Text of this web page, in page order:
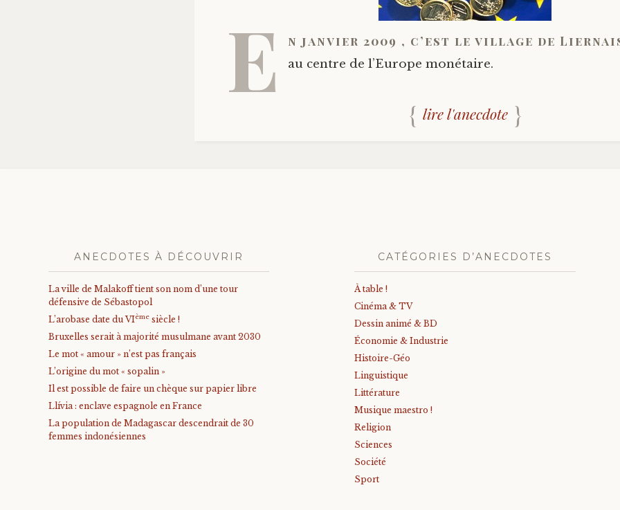
E n janvier 2009 , c’est le village de
au centre de l’Europe monétaire.
lire l'anecdote
ANECDOTES À DÉCOUVRIR
La ville de Malakoff tient son nom d’une tour
défensive de Sébastopol
L’arobase date du VIème siècle !
Bruxelles serait à majorité musulmane avant 2030
Le mot « amour » n’est pas français
L’origine du mot « sopalin »
Il est possible de faire un chèque sur papier libre
Llívia : enclave espagnole en France
La population de Madagascar descendrait de 30
femmes indonésiennes
CATÉGORIES D’ANECDOTES
À table !
Cinéma & TV
Dessin animé & BD
Économie & Industrie
Histoire-Géo
Linguistique
Littérature
Musique maestro !
Religion
Sciences
Société
Sport